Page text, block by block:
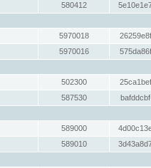
580412
5970018
5970016
502300
587530
589000
589010